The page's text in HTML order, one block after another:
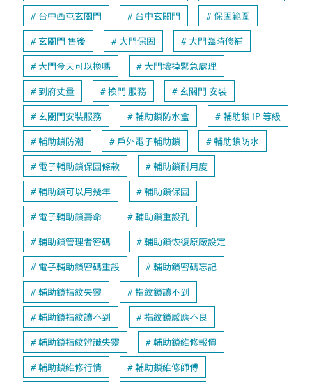
台中西屯玄關門 台中玄關門 保固範圍
玄關門 售後 大門保固 大門臨時修補
大門今天可以換嗎 大門壞掉緊急處理
到府丈量 換門 服務 玄關門 安裝
玄關門安裝服務 輔助鎖防水盒 輔助鎖 IP 等級
輔助鎖防潮 戶外電子輔助鎖 輔助鎖防水
電子輔助鎖保固條款 輔助鎖耐用度
輔助鎖可以用幾年 輔助鎖保固
電子輔助鎖壽命 輔助鎖重設孔
輔助鎖管理者密碼 輔助鎖恢復原廠設定
電子輔助鎖密碼重設 輔助鎖密碼忘記
輔助鎖指紋失靈 指紋鎖讀不到
輔助鎖指紋讀不到 指紋鎖感應不良
輔助鎖指紋辨識失靈 輔助鎖維修報價
輔助鎖維修行情 輔助鎖維修師傅